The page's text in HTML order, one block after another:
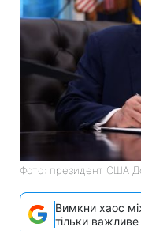
Фото: президент США
Вимкни хаос
тільки важливе